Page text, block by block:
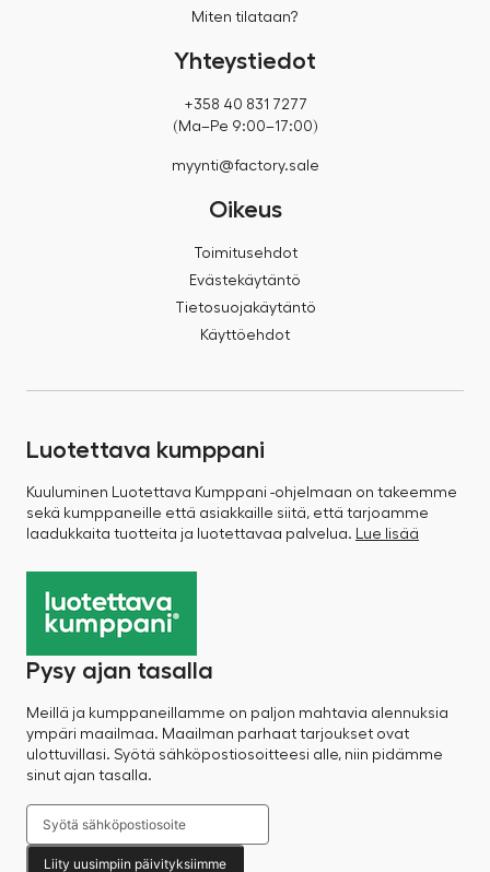
Miten tilataan?
Yhteystiedot
+358 40 831 7277
(Ma–Pe 9:00–17:00)
myynti@factory.sale
Oikeus
Toimitusehdot
Evästekäytäntö
Tietosuojakäytäntö
Käyttöehdot
Luotettava kumppani
Kuuluminen Luotettava Kumppani -ohjelmaan on takeemme
sekä kumppaneille että asiakkaille siitä, että tarjoamme
laadukkaita tuotteita ja luotettavaa palvelua.
Lue lisää
Pysy ajan tasalla
Meillä ja kumppaneillamme on paljon mahtavia alennuksia
ympäri maailmaa. Maailman parhaat tarjoukset ovat
ulottuvillasi. Syötä sähköpostiosoitteesi alle, niin pidämme
sinut ajan tasalla.
Liity uusimpiin päivityksiimme